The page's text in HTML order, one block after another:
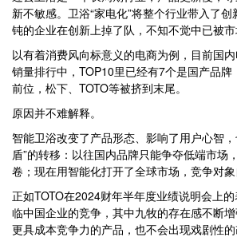
新不敏感。卫浴“家电化”将整个行业带入了
钝的企业在创新上掉了队，不知不觉中已被市
以有着消费风向标意义的电商为例，目前国
销量排行中，TOP10里已经有7个是国产品牌
前位，松下、TOTO等被挤到末尾。
原因并不难解释。
智能卫浴改变了产品形态、影响了用户心智
盾”的转移：以往国内品牌只能争夺低端市场
卷；现在用智能化打开了全球市场，竞争对象
正如TOTO在2024财年半年度业绩说明会上
临中国企业的竞争，其中九牧的存在感不断
更具成本竞争力的产品，也不会出现戏剧性的